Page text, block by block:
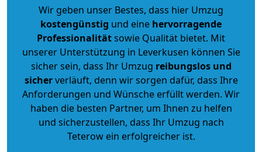
Wir geben unser Bestes, dass hier Umzug
kostengünstig und eine hervorragende
Professionalitätsowie Qualität bietet. Mit
unserer Unterstützung in Leverkusen können Sie
sicher sein, dass Ihr Umzug reibungslos und
sicherverläuft, denn wir sorgen dafür, dass Ihre
Anforderungen und Wünsche erfüllt werden. Wir
haben die besten Partner, um Ihnen zu helfen
und sicherzustellen, dass Ihr Umzug nach
Teterow ein erfolgreicher ist.